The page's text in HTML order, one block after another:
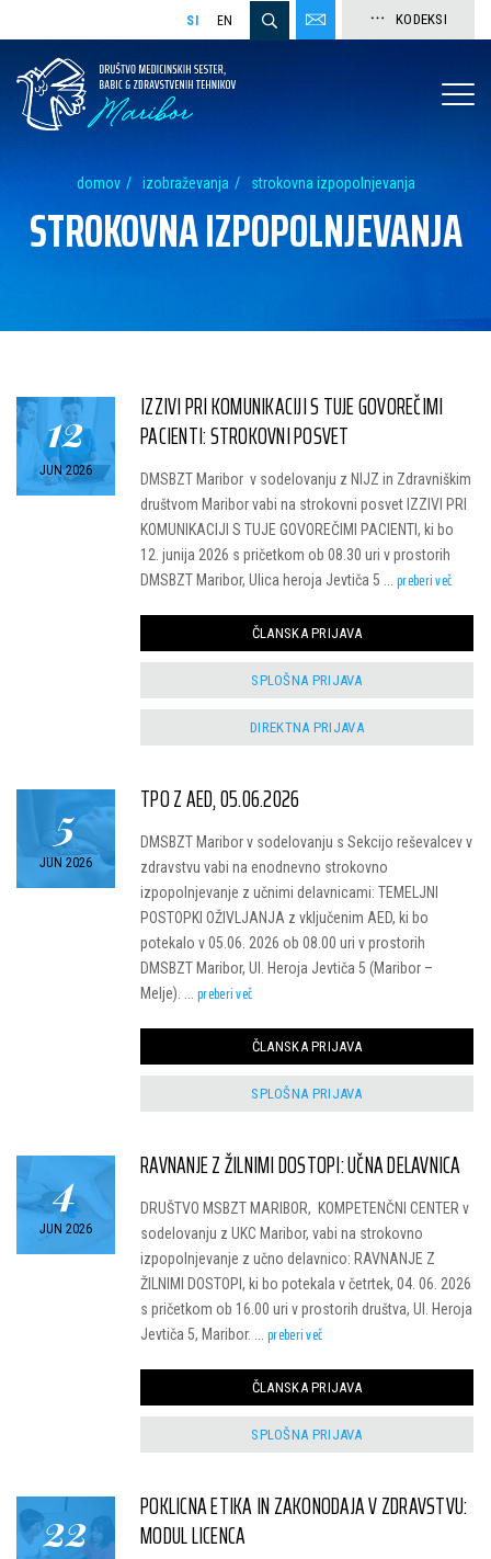
SI EN KODEKSI
domov izobraževanja strokovna izpopolnjevanja
STROKOVNA IZPOPOLNJEVANJA
12
JUN 2026
IZZIVI PRI KOMUNIKACIJI S TUJE GOVOREČIMI
PACIENTI: STROKOVNI POSVET
DMSBZT Maribor v sodelovanju z NIJZ in Zdravniškim
društvom Maribor vabi na strokovni posvet IZZIVI PRI
KOMUNIKACIJI S TUJE GOVOREČIMI PACIENTI, ki bo
12. junija 2026 s pričetkom ob 08.30 uri v prostorih
DMSBZT Maribor, Ulica heroja Jevtiča 5 ... preberi več
ČLANSKA PRIJAVA
SPLOŠNA PRIJAVA
DIREKTNA PRIJAVA
5
JUN 2026
TPO Z AED, 05.06.2026
DMSBZT Maribor v sodelovanju s Sekcijo reševalcev v
zdravstvu vabi na enodnevno strokovno
izpopolnjevanje z učnimi delavnicami: TEMELJNI
POSTOPKI OŽIVLJANJA z vključenim AED, ki bo
potekalo v 05.06. 2026 ob 08.00 uri v prostorih
DMSBZT Maribor, Ul. Heroja Jevtiča 5 (Maribor –
Melje). ... preberi več
ČLANSKA PRIJAVA
SPLOŠNA PRIJAVA
4
JUN 2026
RAVNANJE Z ŽILNIMI DOSTOPI: UČNA DELAVNICA
DRUŠTVO MSBZT MARIBOR, KOMPETENČNI CENTER v
sodelovanju z UKC Maribor, vabi na strokovno
izpopolnjevanje z učno delavnico: RAVNANJE Z
ŽILNIMI DOSTOPI, ki bo potekala v četrtek, 04. 06. 2026
s pričetkom ob 16.00 uri v prostorih društva, Ul. Heroja
Jevtiča 5, Maribor. ... preberi več
ČLANSKA PRIJAVA
SPLOŠNA PRIJAVA
22
POKLICNA ETIKA IN ZAKONODAJA V ZDRAVSTVU:
MODUL LICENCA